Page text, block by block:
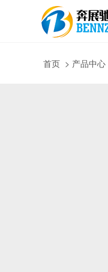
首页 > 产品中心